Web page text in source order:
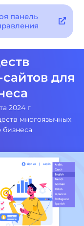
панель
для
2024 г
многоязычных
бизнеса